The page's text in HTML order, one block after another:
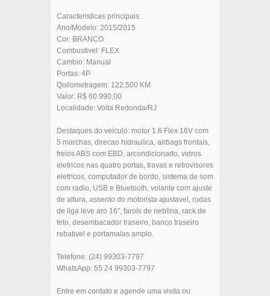
Caracteristicas principais:
Ano/Modelo: 2015/2015
Cor: BRANCO
Combustivel: FLEX
Cambio: Manual
Portas: 4P
Quilometragem: 122.500 KM
Valor: R$ 60.990,00
Localidade: Volta Redonda/RJ
Destaques do veiculo: motor 1.6 Flex 16V com
5 marchas, direcao hidraulica, airbags frontais,
freios ABS com EBD, arcondicionado, vidros
eletricos nas quatro portas, travas e retrovisores
eletricos, computador de bordo, sistema de som
com radio, USB e Bluetooth, volante com ajuste
de altura, assento do motorista ajustavel, rodas
de liga leve aro 16", farois de neblina, rack de
teto, desembacador traseiro, banco traseiro
rebativel e portamalas amplo.
Telefone: (24) 99303-7797
WhatsApp: 55 24 99303-7797
Entre em contato e agende uma visita ou